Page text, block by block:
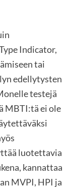
Indicator,
tai
edellytysten
testejä
MBTI:tä ei ole
luotettavia
kannattaa
MVPI, HPI ja